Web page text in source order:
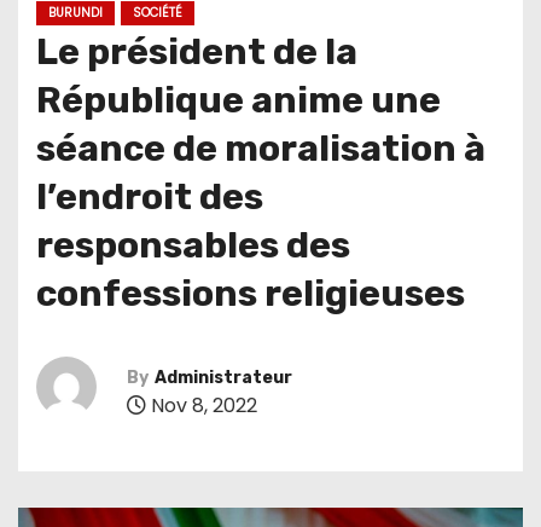
BURUNDI SOCIÉTÉ
Le président de la
République anime une
séance de moralisation à
l’endroit des
responsables des
confessions religieuses
By Administrateur
Nov 8, 2022